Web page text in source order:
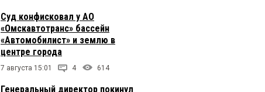
Суд конфисковал у АО
«Омскавтотранс» бассейн
«Автомобилист» и землю в
центре города
7 августа 15:01 4 614
Генеральный директор покинул